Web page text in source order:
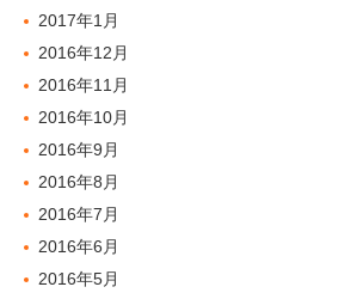
2017年1月
2016年12月
2016年11月
2016年10月
2016年9月
2016年8月
2016年7月
2016年6月
2016年5月